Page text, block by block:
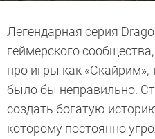
Легендарная серия
геймерского
про игры как «Скайрим»,
было бы неправильно.
создать богатую
которому постоянно